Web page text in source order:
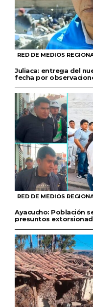
RED DE MEDIOS
Juliaca: entrega del
fecha por
RED DE MEDIOS
Ayacucho: Población
presuntos